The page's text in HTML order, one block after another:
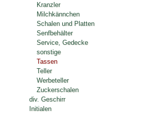
Kranzler
Milchkännchen
Schalen und Platten
Senfbehälter
Service, Gedecke
sonstige
Tassen
Teller
Werbeteller
Zuckerschalen
div. Geschirr
Initialen